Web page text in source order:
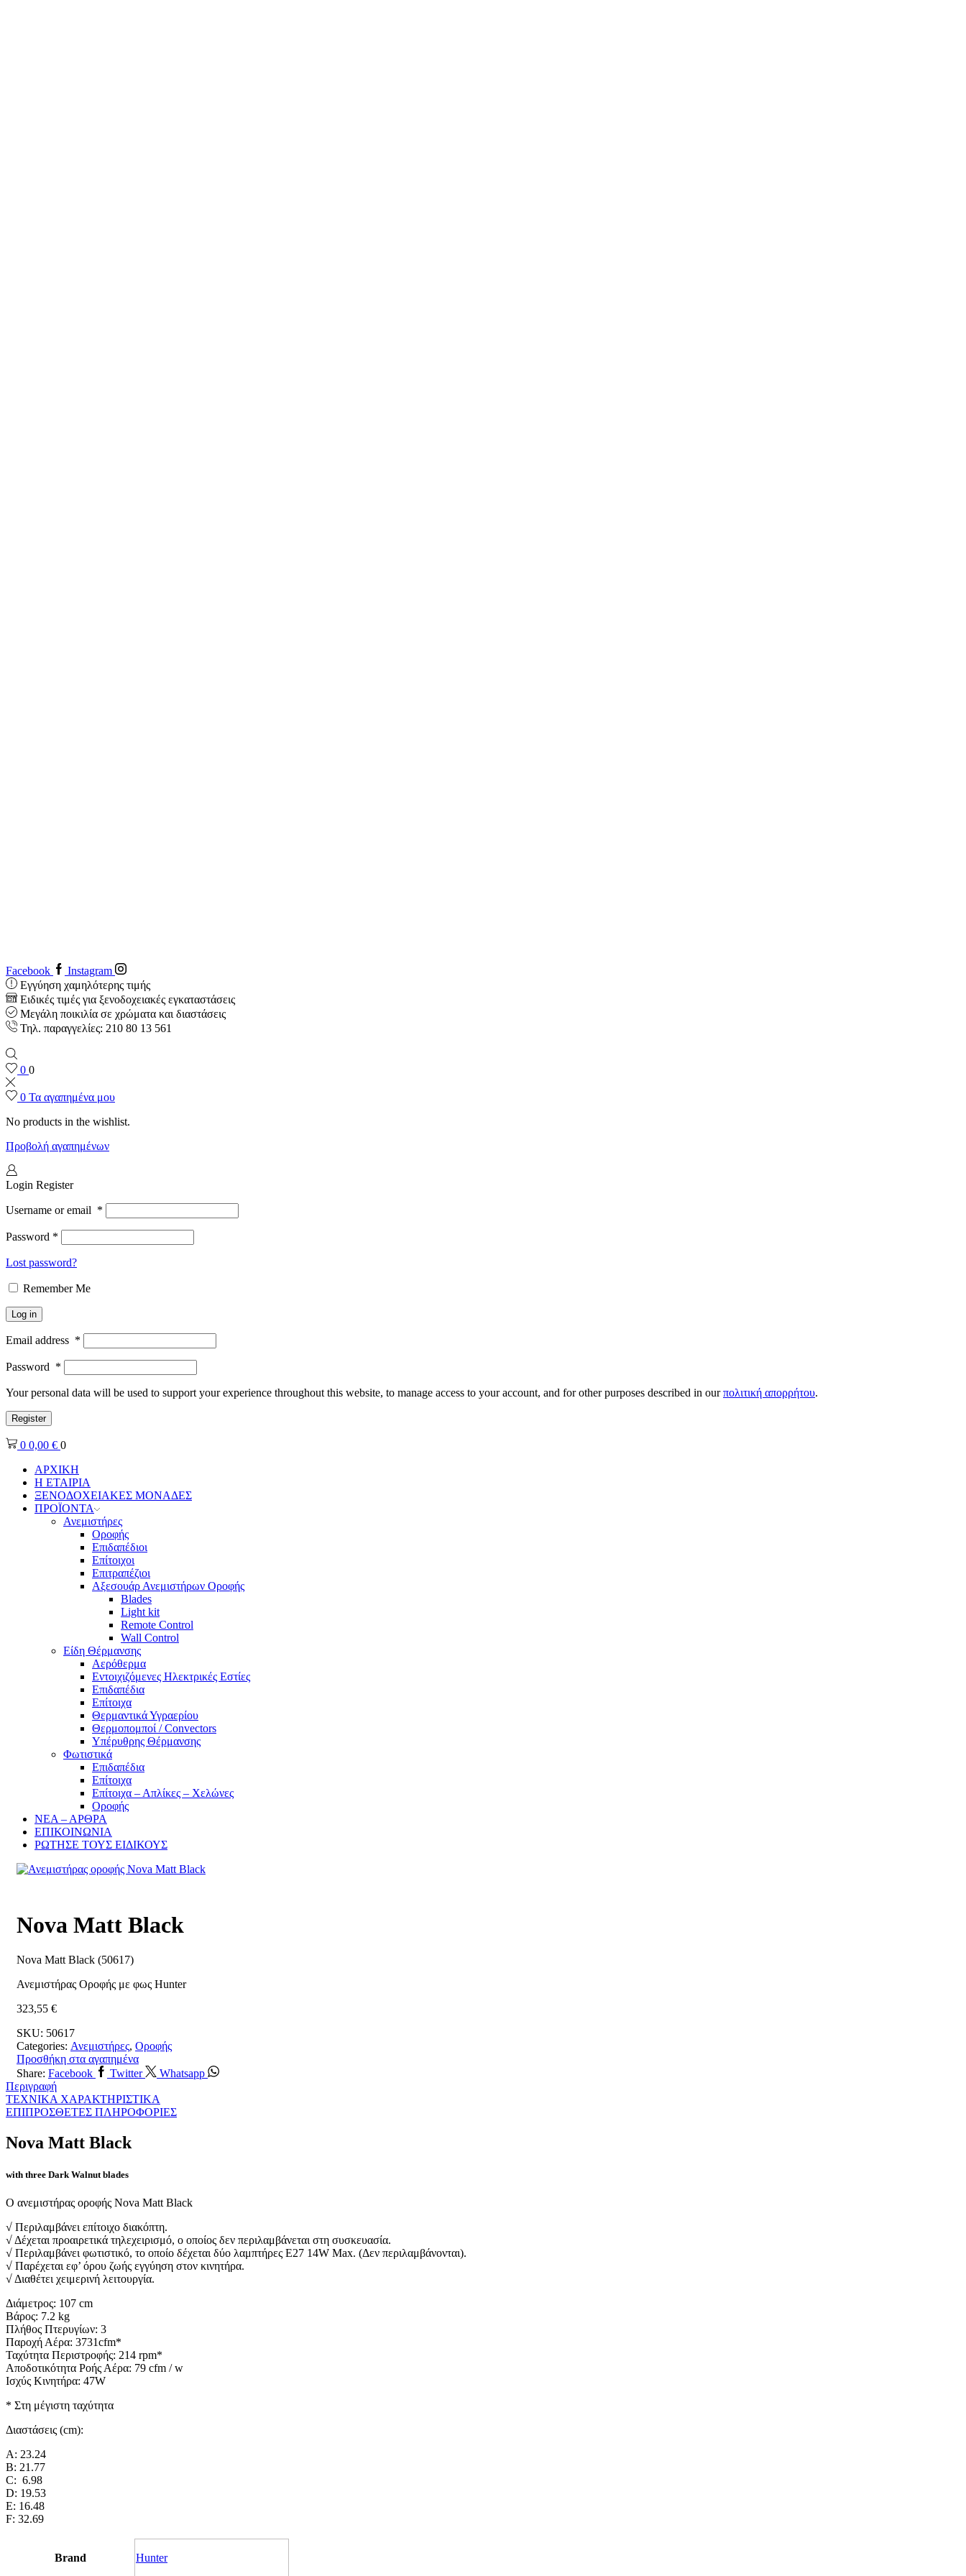
Facebook
Instagram
Εγγύηση χαμηλότερης τιμής
Ειδικές τιμές για ξενοδοχειακές εγκαταστάσεις
Μεγάλη ποικιλία σε χρώματα και διαστάσεις
Τηλ. παραγγελίες: 210 80 13 561
0 0
0 Τα αγαπημένα μου
No products in the wishlist.
Προβολή αγαπημένων
Login Register
Username or email *
Password *
Lost password?
Remember Me
Log in
Email address *
Password *
Your personal data will be used to support your experience throughout this website, to manage access to your account, and for other purposes described in ourπολιτική απορρήτου.
Register
0 0,00 € 0
ΑΡΧΙΚΗ
Η ΕΤΑΙΡΙΑ
ΞΕΝΟΔΟΧΕΙΑΚΕΣ ΜΟΝΑΔΕΣ
ΠΡΟΪΟΝΤΑ
Ανεμιστήρες
Οροφής
Επιδαπέδιοι
Επίτοιχοι
Επιτραπέζιοι
Αξεσουάρ Ανεμιστήρων Οροφής
Blades
Light kit
Remote Control
Wall Control
Είδη Θέρμανσης
Αερόθερμα
Εντοιχιζόμενες Ηλεκτρικές Εστίες
Επιδαπέδια
Επίτοιχα
Θερμαντικά Υγραερίου
Θερμοπομποί / Convectors
Υπέρυθρης Θέρμανσης
Φωτιστικά
Επιδαπέδια
Επίτοιχα
Επίτοιχα – Απλίκες – Χελώνες
Οροφής
ΝΕΑ – ΑΡΘΡΑ
ΕΠΙΚΟΙΝΩΝΙΑ
ΡΩΤΗΣΕ ΤΟΥΣ ΕΙΔΙΚΟΥΣ
Nova Matt Black
Nova Matt Black (50617)
Ανεμιστήρας Οροφής με φως Hunter
323,55 €
SKU: 50617
Categories: Ανεμιστήρες, Οροφής
Προσθήκη στα αγαπημένα
Share: Facebook Twitter
Whatsapp
Περιγραφή
ΤΕΧΝΙΚΑ ΧΑΡΑΚΤΗΡΙΣΤΙΚΑ
ΕΠΙΠΡΟΣΘΕΤΕΣ ΠΛΗΡΟΦΟΡΙΕΣ
Nova Matt Black
with three Dark Walnut blades
Ο ανεμιστήρας οροφής Nova Matt Black
√ Περιλαμβάνει επίτοιχο διακόπτη.
√ Δέχεται προαιρετικά τηλεχειρισμό, ο οποίος δεν περιλαμβάνεται στη συσκευασία.
√ Περιλαμβάνει φωτιστικό, το οποίο δέχεται δύο λαμπτήρες Ε27 14W Max. (Δεν περιλαμβάνονται).
√ Παρέχεται εφ’ όρου ζωής εγγύηση στον κινητήρα.
√ Διαθέτει χειμερινή λειτουργία.
Διάμετρος: 107 cm
Βάρος: 7.2 kg
Πλήθος Πτερυγίων: 3
Παροχή Αέρα: 3731cfm*
Ταχύτητα Περιστροφής: 214 rpm*
Αποδοτικότητα Ροής Αέρα: 79 cfm / w
Ισχύς Κινητήρα: 47W
* Στη μέγιστη ταχύτητα
Διαστάσεις (cm):
A: 23.24
B: 21.77
C: 6.98
D: 19.53
E: 16.48
F: 32.69
Brand Hunter